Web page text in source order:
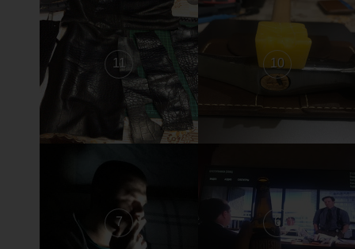
11 10
7 6